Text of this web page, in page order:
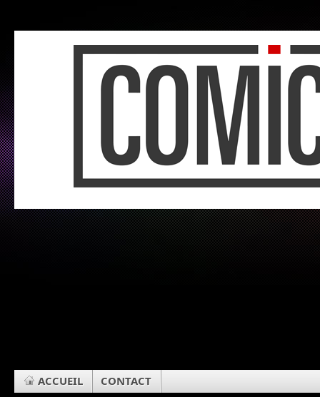
ACCUEIL CONTACT